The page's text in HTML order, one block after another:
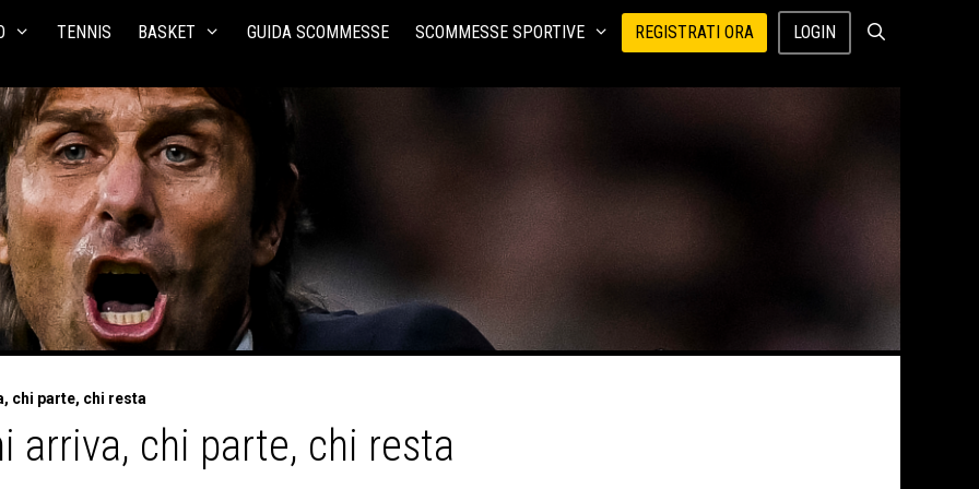
TENNIS BASKET GUIDA SCOMMESSE SCOMMESSE SPORTIVE REGISTRATI ORA LOGIN
chi parte, chi resta
arriva, chi parte, chi resta